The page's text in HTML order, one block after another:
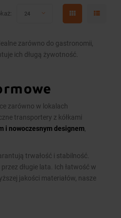
24
zarówno do gastronomii,
ich długą żywotność.
zarówno w lokalach
transportery z kółkami
i nowoczesnym designem
trwałość i stabilność.
długie lata. Ich łatwość w
jakości materiałów, nasze